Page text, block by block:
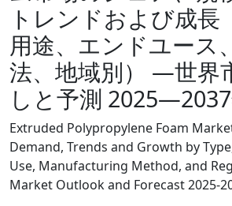
トレンドおよび成長
用途、エンドユース
法、地域別） ―世界
しと予測
Extruded Polypropylene Foam
Demand, Trends and Growth by
Use, Manufacturing Method, and
Market Outlook and Forecast 2025-